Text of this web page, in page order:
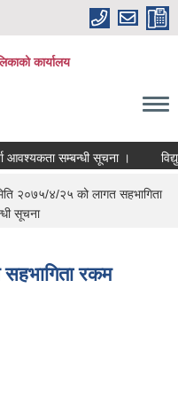
कार्यालय
सम्बन्धी सूचना ।
२०७५/४/२५ को लागत सहभागिता
सूचना
रकम